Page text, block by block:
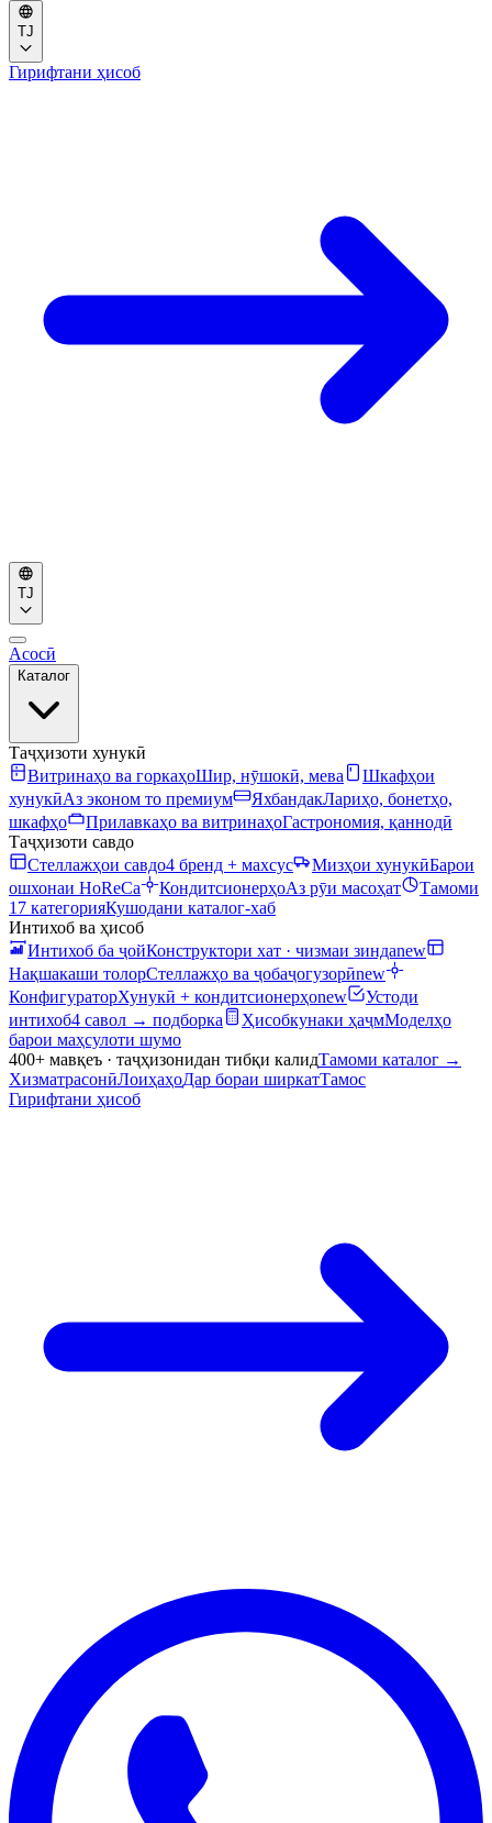
TJ
Гирифтани ҳисоб
TJ
Асосӣ
Каталог
Таҷҳизоти хунукӣ
Витринаҳо ва горкаҳоШир, нӯшокӣ, мева
Шкафҳои
хунукӣАз эконом то премиум ЯхбандакЛариҳо, бонетҳо,
шкафҳо
Прилавкаҳо ва витринаҳоГастрономия, қаннодӣ
Таҷҳизоти савдо
Стеллажҳои савдо4 бренд + махсус Мизҳои хунукӣБарои
ошхонаи HoReCa
КондитсионерҳоАз рӯи масоҳат
Тамоми
17 категорияКушодани каталог-хаб
Интихоб ва ҳисоб
Интихоб ба ҷойКонструктори хат · чизмаи зиндаnew
Нақшакаши толорСтеллажҳо ва ҷобаҷогузорӣnew
КонфигураторХунукӣ + кондитсионерҳоnew
Устоди
интихоб4 савол → подборка Ҳисобкунаки ҳаҷмМоделҳо
барои маҳсулоти шумо
400+ мавқеъ · таҷҳизонидан тибқи калидТамоми каталог →
ХизматрасонӣЛоиҳаҳоДар бораи ширкатТамос
Гирифтани ҳисоб